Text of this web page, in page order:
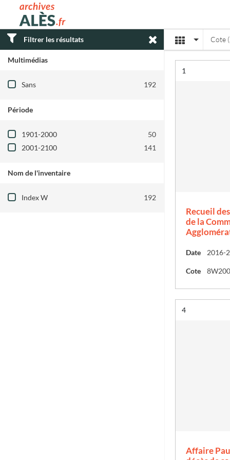
Archives municipales d'Alès
Filtrer les résultats
Multimédias
Filtre les résultats par : Multimédias
Sans 192
Période
Filtre les résultats par : Période
1901-2000
50
2001-2100
141
Nom de l'inventaire
Filtre les résultats par : Nom de l'inventaire
Index W 192
AffichageCote
Résultat n°
1
Recueil
de la
Date 2016-
Cote 8W200
Résultat n°
4
Affaire